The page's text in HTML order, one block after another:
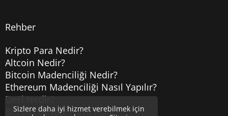
Rehber
Kripto Para Nedir?
Altcoin Nedir?
Bitcoin Madenciliği Nedir?
Ethereum Madenciliği Nasıl Yapılır?
DeFi Nedir?
Bitcoin Hesabı Nasıl Açılır?
Sizlere daha iyi hizmet verebilmek için